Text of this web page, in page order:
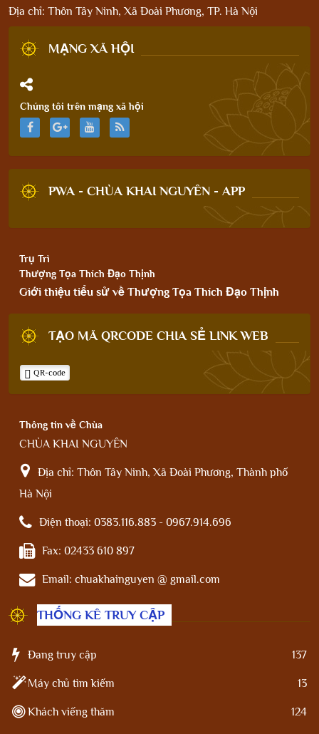
Địa chỉ: Thôn Tây Ninh, Xã Đoài Phương, TP. Hà Nội
MẠNG XÃ HỘI
Chúng tôi trên mạng xã hội
PWA - CHÙA KHAI NGUYÊN - APP
Trụ Trì
Thượng Tọa Thích Đạo Thịnh
Giới thiệu tiểu sử về Thượng Tọa Thích Đạo Thịnh
TẠO MÃ QRCODE CHIA SẺ LINK WEB
QR-code
Thông tin về Chùa
CHÙA KHAI NGUYÊN
Địa chỉ: Thôn Tây Ninh, Xã Đoài Phương, Thành phố
Hà Nội
Điện thoại: 0383.116.883 - 0967.914.696
Fax: 02433 610 897
Email: chuakhainguyen @ gmail.com
THỐNG KÊ TRUY CẬP
Đang truy cập 137
Máy chủ tìm kiếm 13
Khách viếng thăm 124